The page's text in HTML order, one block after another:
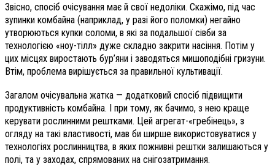
Звісно, спосіб очісування має й свої недоліки. Скажімо, під час
зупинки комбайна (наприклад, у разі його поломки) негайно
утворюються купки соломи, в які за подальшої сівби за
технологією «ноу-тілл» дуже складно закрити насіння. Потім у
цих місцях виростають бур’яни і заводяться мишоподібні гризуни.
Втім, проблема вирішується за правильної культивації.
Загалом очісувальна жатка — додатковий спосіб підвищити
продуктивність комбайна. І при тому, як бачимо, з нею краще
керувати рослинними рештками. Цей агрегат-«гребінець», з
огляду на такі властивості, мав би ширше використовуватися у
технологіях рослинництва, в яких пожнивні рештки залишаються у
полі, та у заходах, спрямованих на снігозатримання.